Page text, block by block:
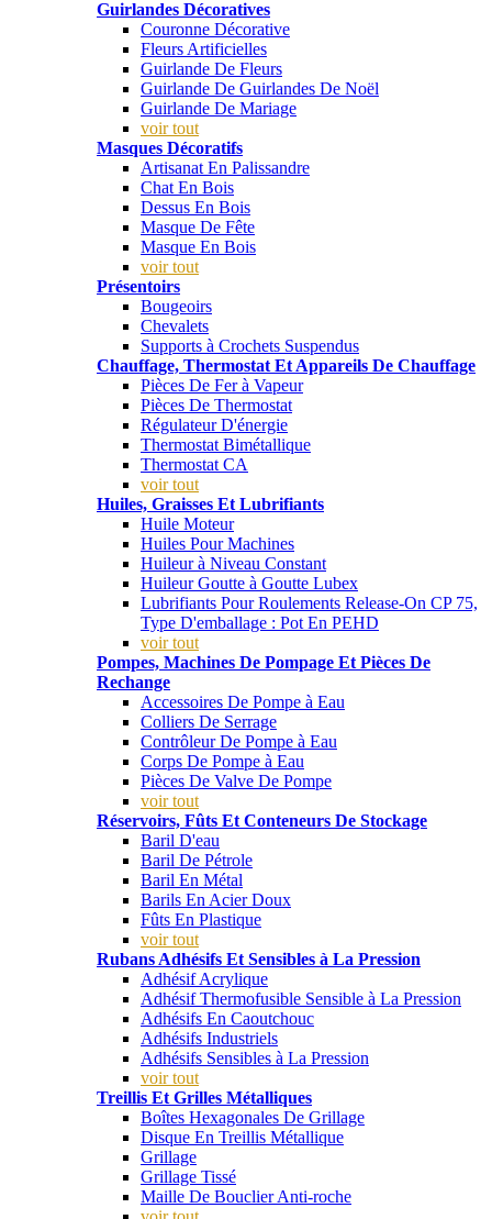
Guirlandes Décoratives
Couronne Décorative
Fleurs Artificielles
Guirlande De Fleurs
Guirlande De Guirlandes De Noël
Guirlande De Mariage
voir tout
Masques Décoratifs
Artisanat En Palissandre
Chat En Bois
Dessus En Bois
Masque De Fête
Masque En Bois
voir tout
Présentoirs
Bougeoirs
Chevalets
Supports à Crochets Suspendus
Chauffage, Thermostat Et Appareils De Chauffage
Pièces De Fer à Vapeur
Pièces De Thermostat
Régulateur D'énergie
Thermostat Bimétallique
Thermostat CA
voir tout
Huiles, Graisses Et Lubrifiants
Huile Moteur
Huiles Pour Machines
Huileur à Niveau Constant
Huileur Goutte à Goutte Lubex
Lubrifiants Pour Roulements Release-On CP 75,
Type D'emballage : Pot En PEHD
voir tout
Pompes, Machines De Pompage Et Pièces De
Rechange
Accessoires De Pompe à Eau
Colliers De Serrage
Contrôleur De Pompe à Eau
Corps De Pompe à Eau
Pièces De Valve De Pompe
voir tout
Réservoirs, Fûts Et Conteneurs De Stockage
Baril D'eau
Baril De Pétrole
Baril En Métal
Barils En Acier Doux
Fûts En Plastique
voir tout
Rubans Adhésifs Et Sensibles à La Pression
Adhésif Acrylique
Adhésif Thermofusible Sensible à La Pression
Adhésifs En Caoutchouc
Adhésifs Industriels
Adhésifs Sensibles à La Pression
voir tout
Treillis Et Grilles Métalliques
Boîtes Hexagonales De Grillage
Disque En Treillis Métallique
Grillage
Grillage Tissé
Maille De Bouclier Anti-roche